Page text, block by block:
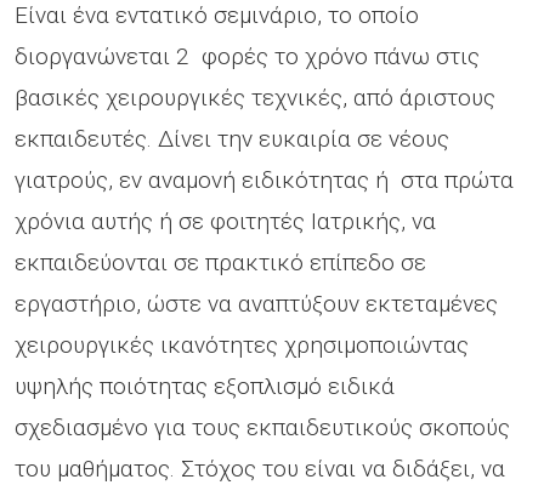
Είναι ένα εντατικό σεμινάριο, το οποίο
διοργανώνεται 2 φορές το χρόνο πάνω στις
βασικές χειρουργικές τεχνικές, από άριστους
εκπαιδευτές. Δίνει την ευκαιρία σε νέους
γιατρούς, εν αναμονή ειδικότητας ή στα πρώτα
χρόνια αυτής ή σε φοιτητές Ιατρικής, να
εκπαιδεύονται σε πρακτικό επίπεδο σε
εργαστήριο, ώστε να αναπτύξουν εκτεταμένες
χειρουργικές ικανότητες χρησιμοποιώντας
υψηλής ποιότητας εξοπλισμό ειδικά
σχεδιασμένο για τους εκπαιδευτικούς σκοπούς
του μαθήματος. Στόχος του είναι να διδάξει, να